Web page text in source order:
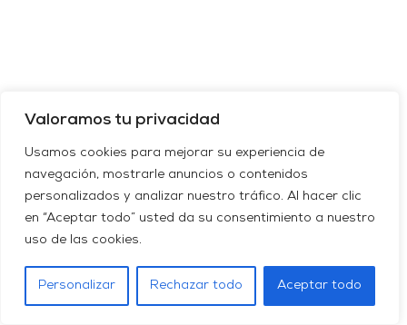
Valoramos tu privacidad
Usamos cookies para mejorar su experiencia de
navegación, mostrarle anuncios o contenidos
personalizados y analizar nuestro tráfico. Al hacer clic
en “Aceptar todo” usted da su consentimiento a nuestro
uso de las cookies.
Personalizar Rechazar todo Aceptar todo